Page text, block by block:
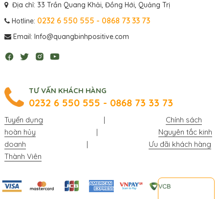
Địa chỉ: 33 Trần Quang Khải, Đồng Hới, Quảng Trị
Hotline: 0232 6 550 555 - 0868 73 33 73
Email: Info@quangbinhpositive.com
TƯ VẤN KHÁCH HÀNG
0232 6 550 555 - 0868 73 33 73
Tuyển dụng |
Chính sách
hoàn hủy
|
Nguyên tắc kinh
doanh
|
Ưu đãi khách hàng
Thành Viên